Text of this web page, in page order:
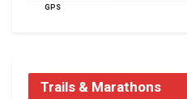
GPS
Trails & Marathons